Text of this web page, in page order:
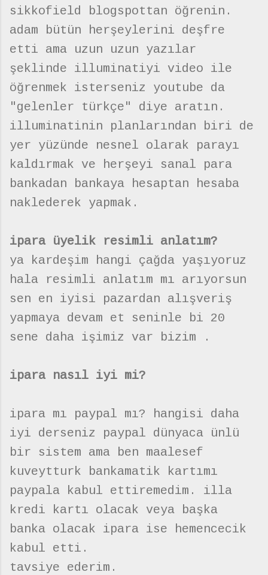
sikkofield blogspottan öğrenin.
adam bütün herşeylerini deşfre
etti ama uzun uzun yazılar
şeklinde illuminatiyi video ile
öğrenmek isterseniz youtube da
"gelenler türkçe" diye aratın.
illuminatinin planlarından biri de
yer yüzünde nesnel olarak parayı
kaldırmak ve herşeyi sanal para
bankadan bankaya hesaptan hesaba
naklederek yapmak.
ipara üyelik resimli anlatım?
ya kardeşim hangi çağda yaşıyoruz
hala resimli anlatım mı arıyorsun
sen en iyisi pazardan alışveriş
yapmaya devam et seninle bi 20
sene daha işimiz var bizim .
ipara nasıl iyi mi?
ipara mı paypal mı? hangisi daha
iyi derseniz paypal dünyaca ünlü
bir sistem ama ben maalesef
kuveytturk bankamatik kartımı
paypala kabul ettiremedim. illa
kredi kartı olacak veya başka
banka olacak ipara ise hemencecik
kabul etti.
tavsiye ederim.